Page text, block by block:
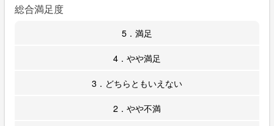
総合満足度
5．満足
4．やや満足
3．どちらともいえない
2．やや不満